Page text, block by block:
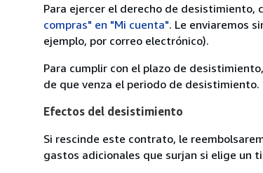
Para ejercer el derecho de desistimiento,
compras" en "Mi cuenta". Le enviaremos
ejemplo, por correo electrónico).
Para cumplir con el plazo de
de que venza el periodo de desistimiento.
Efectos del desistimiento
Si rescinde este contrato, le
gastos adicionales que surjan si elige un